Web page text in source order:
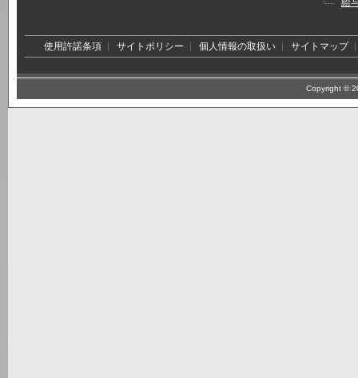
給
使用許諾条項 サイトポリシー 個人情報の取扱い サイトマップ
Copyright ©